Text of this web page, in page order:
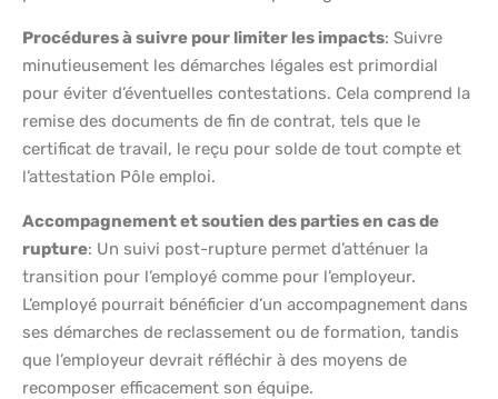
Procédures à suivre pour limiter les impacts: Suivre
minutieusement les démarches légales est primordial
pour éviter d’éventuelles contestations. Cela comprend la
remise des documents de fin de contrat, tels que le
certificat de travail, le reçu pour solde de tout compte et
l’attestation Pôle emploi.
Accompagnement et soutien des parties en cas de
rupture: Un suivi post-rupture permet d’atténuer la
transition pour l’employé comme pour l’employeur.
L’employé pourrait bénéficier d’un accompagnement dans
ses démarches de reclassement ou de formation, tandis
que l’employeur devrait réfléchir à des moyens de
recomposer efficacement son équipe.